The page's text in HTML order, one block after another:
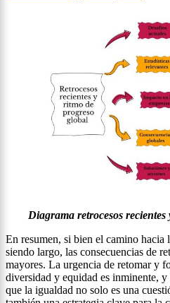
Diagrama retrocesos
En resumen, si bien el camino hacia
siendo largo, las consecuencias de
mayores. La urgencia de retomar y
diversidad y equidad es inminente, y
que la igualdad no solo es una